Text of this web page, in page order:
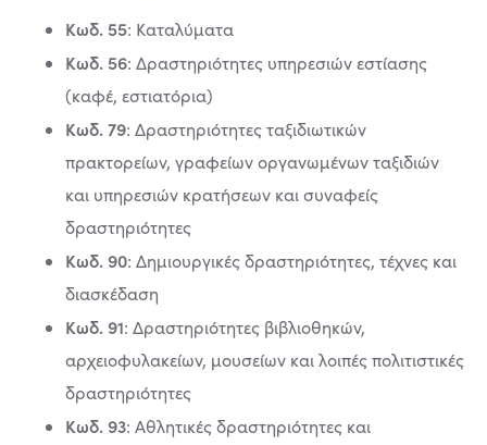
Κωδ. 55: Καταλύματα
Κωδ. 56: Δραστηριότητες υπηρεσιών εστίασης
(καφέ, εστιατόρια)
Κωδ. 79: Δραστηριότητες ταξιδιωτικών
πρακτορείων, γραφείων οργανωμένων ταξιδιών
και υπηρεσιών κρατήσεων και συναφείς
δραστηριότητες
Κωδ. 90: Δημιουργικές δραστηριότητες, τέχνες και
διασκέδαση
Κωδ. 91: Δραστηριότητες βιβλιοθηκών,
αρχειοφυλακείων, μουσείων και λοιπές πολιτιστικές
δραστηριότητες
Κωδ. 93: Αθλητικές δραστηριότητες και